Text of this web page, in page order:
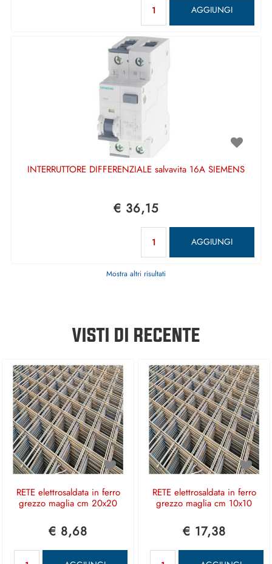
AGGIUNGI
INTERRUTTORE DIFFERENZIALE salvavita 16A SIEMENS
€ 36,15
AGGIUNGI
Mostra altri risultati
VISTI DI RECENTE
RETE elettrosaldata in ferro
grezzo maglia cm 20x20
€ 8,68
RETE elettrosaldata in ferro
grezzo maglia cm 10x10
€ 17,38